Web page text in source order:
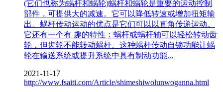
(它们也称为蜗杆和蜗轮)蜗杆和蜗轮是重要的运动控制
部件，可提供大的减速。它可以降低转速或增加扭矩输
出。蜗杆传动运动的优点是它们可以以直角传递运动。
它还有一个有 趣的特性：蜗杆或蜗杆轴可以轻松转动齿
轮，但齿轮不能转动蜗杆。这种蜗杆传动自锁功能让蜗
轮在输送系统或提升系统中具有制动功能...
2021-11-17
http://www.fsaiti.com/Article/shimeshiwolunwoganna.html